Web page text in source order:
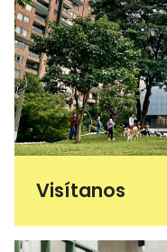
Visítanos